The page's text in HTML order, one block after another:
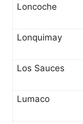
Loncoche
Lonquimay
Los Sauces
Lumaco